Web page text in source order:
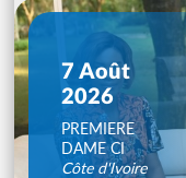
7 Août
2026
PREMIERE
DAME CI
Côte d'Ivoire